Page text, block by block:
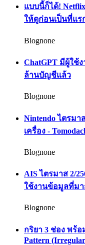
แบบนี้ก็ได้!
ให้ดูก่อนเป็นที่แร
Blognone
ChatGPT มีผู้ใช้
ล้านบัญชีแล้ว
Blognone
Nintendo ไตรมา
เครื่อง -
Blognone
AIS ไตรมาส 2/
ใช้งานข้อมูลที่ม
Blognone
กริยา 3 ช่อง พร้
Pattern